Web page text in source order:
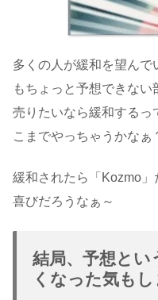
多くの人が緩和を望んで
もちょっと予想できな
売りたいなら緩和する
こまでやっちゃうかなぁ
緩和されたら「Kozmo
喜びだろうなぁ～
結局、予想とい
くなった気も